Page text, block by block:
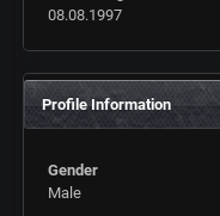
08.08.1997
Profile Information
Gender
Male